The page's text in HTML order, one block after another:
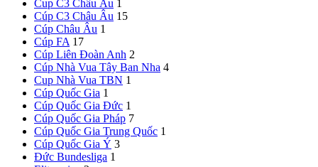
Cup C3 Châu Âu 1
Cúp C3 Châu Âu 15
Cúp Châu Âu 1
Cúp FA 17
Cúp Liên Đoàn Anh 2
Cúp Nhà Vua Tây Ban Nha 4
Cup Nhà Vua TBN 1
Cúp Quốc Gia 1
Cúp Quốc Gia Đức 1
Cúp Quốc Gia Pháp 7
Cúp Quốc Gia Trung Quốc 1
Cúp Quốc Gia Ý 3
Đức Bundesliga 1